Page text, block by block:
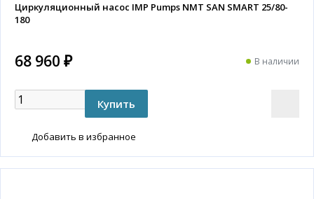
Циркуляционный насос IMP Pumps NMT SAN SMART 25/80-
180
68 960 ₽ В наличии
Добавить в избранное